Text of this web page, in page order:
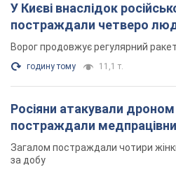
У Києві внаслідок
постраждали четверо
Ворог продовжує регулярний
годину тому 11,1 т.
Росіяни атакували дроном
постраждали
Загалом постраждали чотири
за добу